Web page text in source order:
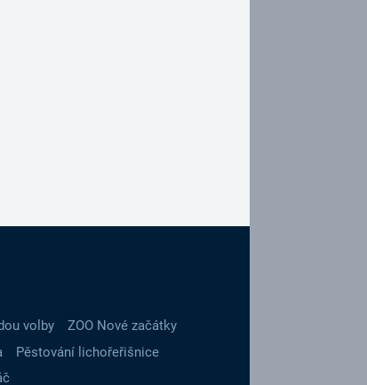
volby
ZOO Nové začátky
Pěstování lichořeřišnice